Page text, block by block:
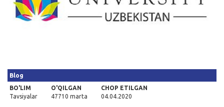
Blog
BO'LIM
Tavsiyalar
O'QILGAN
47710 marta
CHOP ETILGAN
04.04.2020